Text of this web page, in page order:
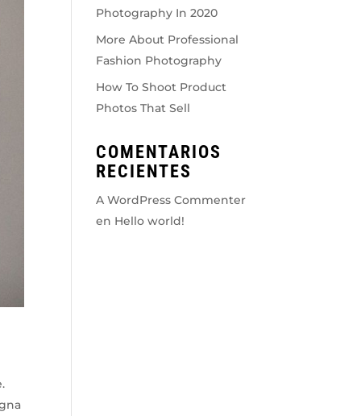
Photography In 2020
More About Professional
Fashion Photography
How To Shoot Product
Photos That Sell
COMENTARIOS
RECIENTES
A WordPress Commenter
en Hello world!